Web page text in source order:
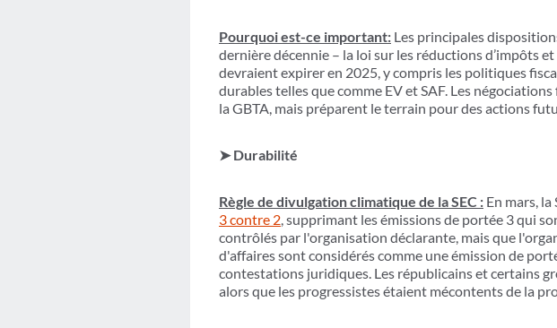
Pourquoi est-ce important: Les principales
dernière décennie – la loi sur les réductions d’impôts
devraient expirer en 2025, y compris les politiques
durables telles que comme EV et SAF. Les
la GBTA, mais préparent le terrain pour des actions
➤ Durabilité
Règle de divulgation climatique de la SEC : En mars, la
3 contre 2, supprimant les émissions de portée 3 qui
contrôlés par l'organisation déclarante, mais que
d'affaires sont considérés comme une émission de
contestations juridiques. Les républicains et certains
alors que les progressistes étaient mécontents de la